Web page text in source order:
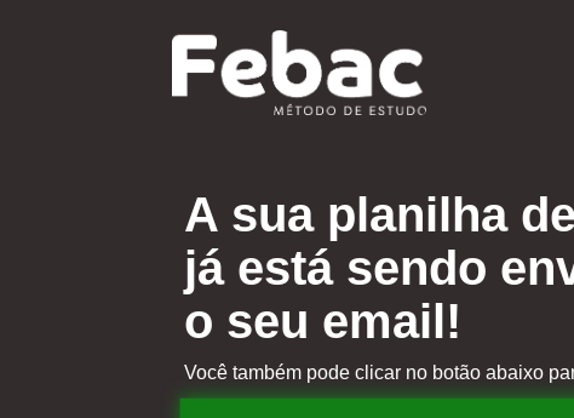
A sua planilha
já está sendo
o seu email!
Você também pode clicar no botão abaixo